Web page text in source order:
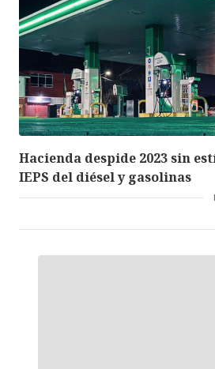
Hacienda despide 2023 sin
IEPS del diésel y gasolinas